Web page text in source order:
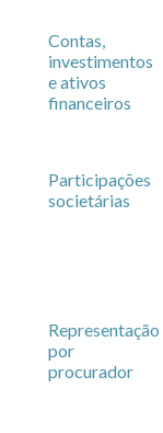
Contas,
investimentos
e ativos
financeiros
Participações
societárias
Representação
por
procurador